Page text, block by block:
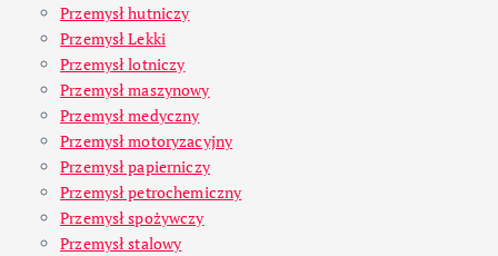
Przemysł hutniczy
Przemysł Lekki
Przemysł lotniczy
Przemysł maszynowy
Przemysł medyczny
Przemysł motoryzacyjny
Przemysł papierniczy
Przemysł petrochemiczny
Przemysł spożywczy
Przemysł stalowy